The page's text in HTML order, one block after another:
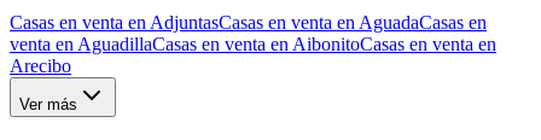
Casas en venta en AdjuntasCasas en venta en AguadaCasas en
venta en AguadillaCasas en venta en AibonitoCasas en venta en
Arecibo
Ver más